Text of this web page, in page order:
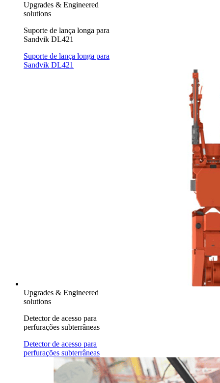
Upgrades & Engineered
solutions
Suporte de lança longa para
Sandvik DL421
Suporte de lança longa para
Sandvik DL421
Upgrades & Engineered
solutions
Detector de acesso para
perfurações subterrâneas
Detector de acesso para
perfurações subterrâneas